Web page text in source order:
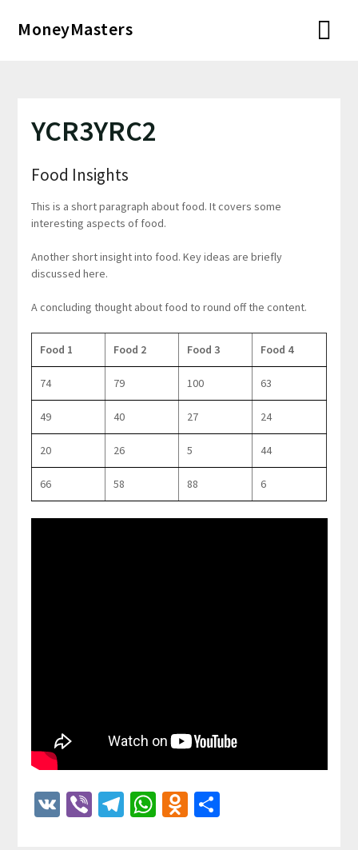
MoneyMasters
YCR3YRC2
Food Insights
This is a short paragraph about food. It covers some
interesting aspects of food.
Another short insight into food. Key ideas are briefly
discussed here.
A concluding thought about food to round off the content.
Food 1 Food 2 Food 3 Food 4
74 79 100 63
49 40 27 24
20 26 5 44
66 58 88 6
VKViberTelegram
WhatsApp
Odnoklassniki
Отправить